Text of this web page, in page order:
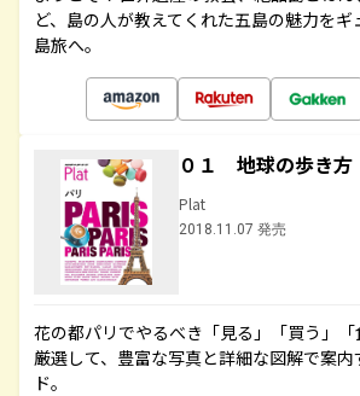
ど、島の人が教えてくれた五島の魅力をギ
島旅へ。
０１ 地球の歩き
Plat
2018.11.07 発売
花の都パリでやるべき「見る」「買う」
厳選して、豊富な写真と詳細な図解で案内
ド。